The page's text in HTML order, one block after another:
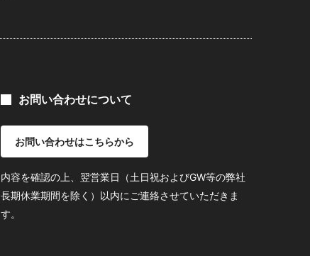
お問い合わせについて
お問い合わせはこちらから
内容を確認の上、翌営業日（土日祝およびGW等の弊社
長期休業期間を除く）以内にご連絡させていただきま
す。